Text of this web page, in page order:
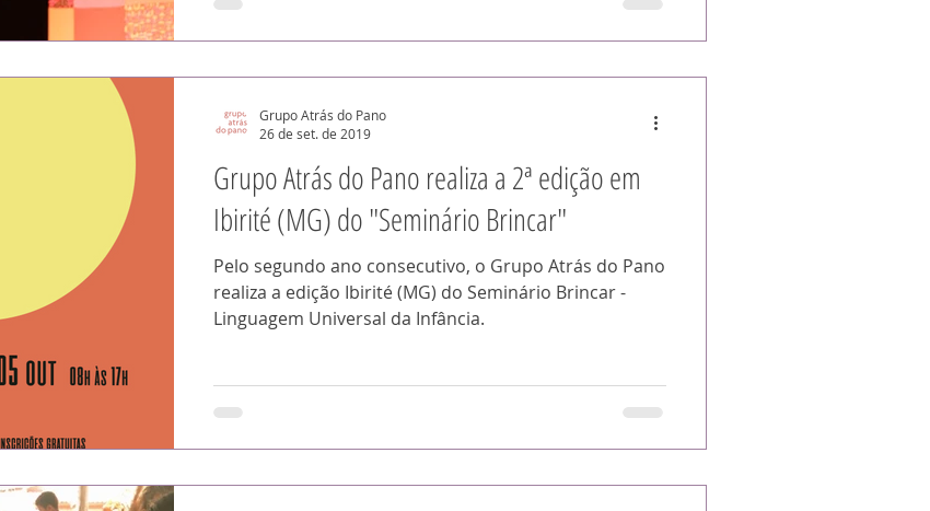
Grupo Atrás do Pano realiza a 2ª edição em
Ibirité (MG) do "Seminário Brincar"
Pelo segundo ano consecutivo, o Grupo Atrás do Pano
realiza a edição Ibirité (MG) do Seminário Brincar -
Linguagem Universal da Infância.
Grupo Atrás do Pano
26 de set. de 2019